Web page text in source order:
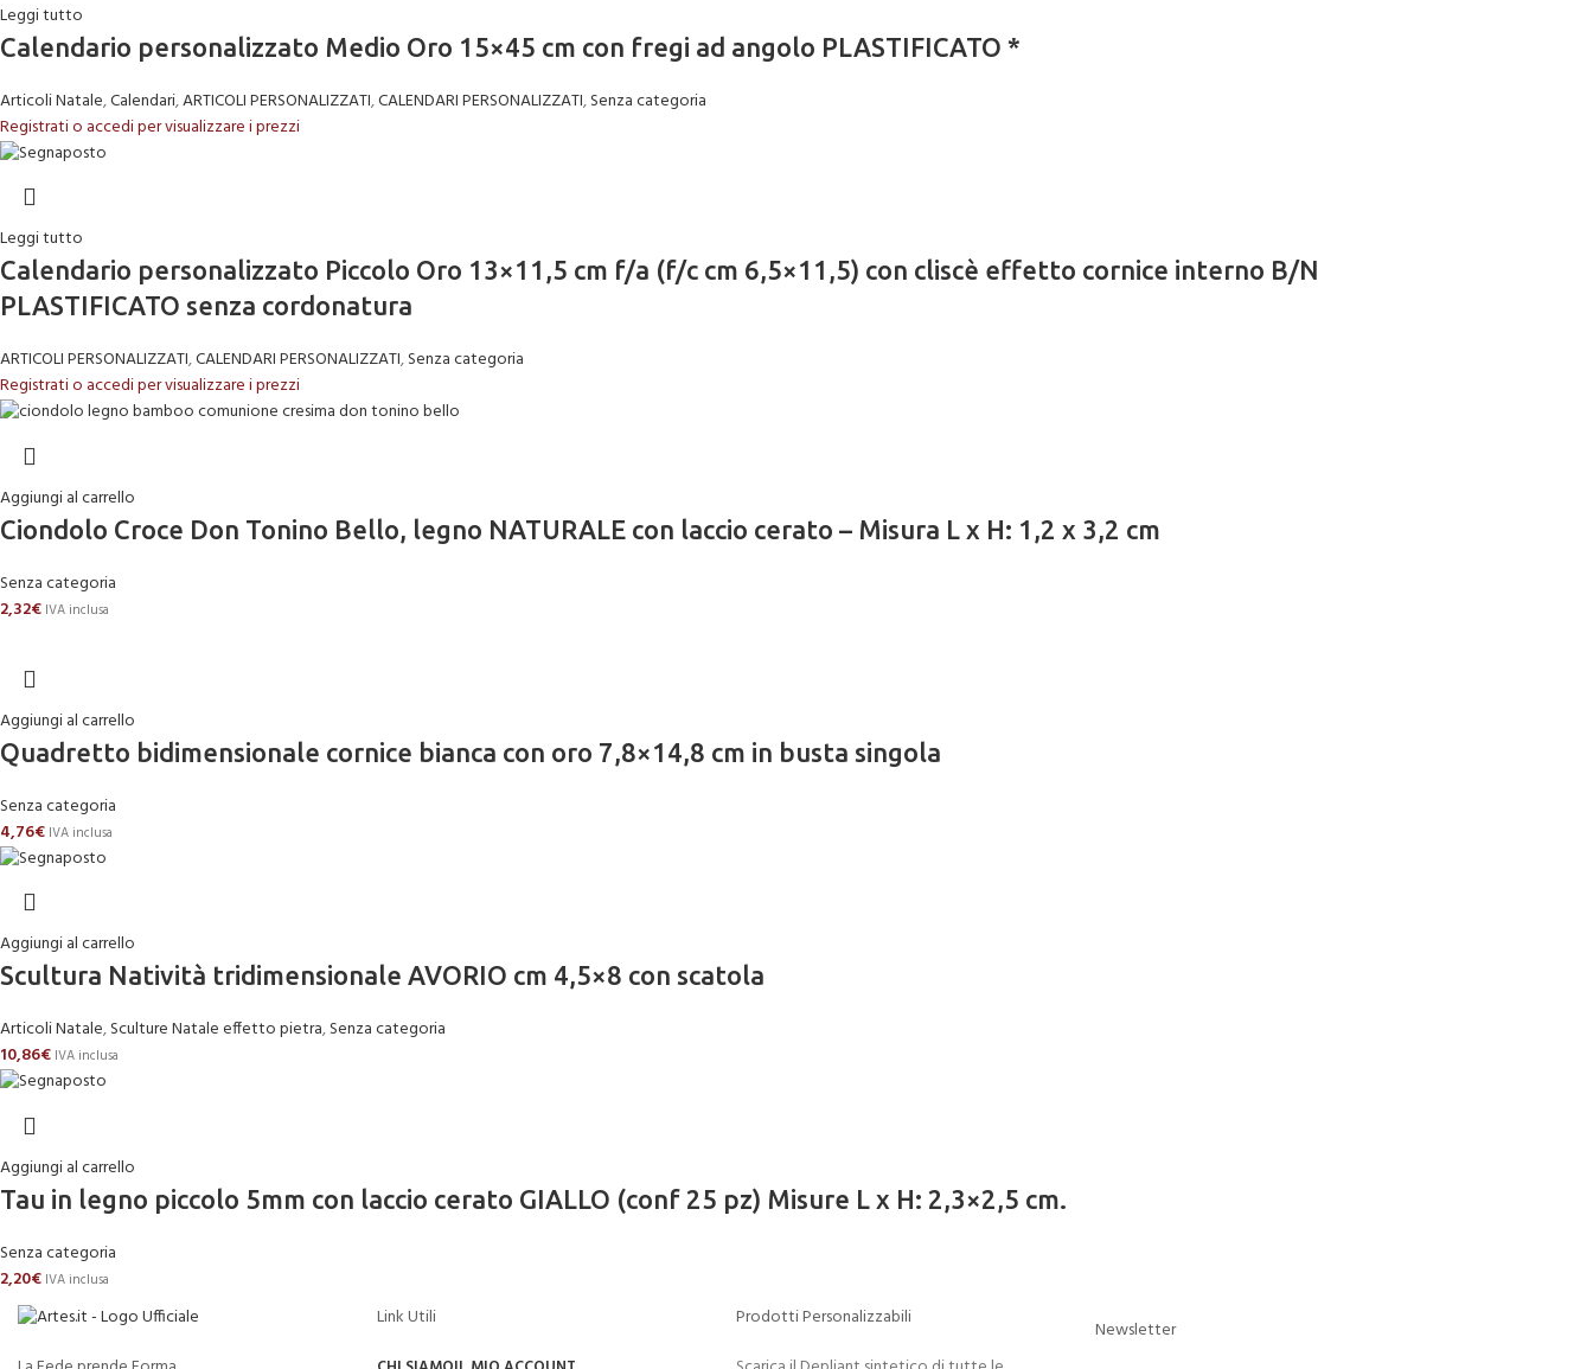
Leggi tutto
Calendario personalizzato Medio Oro 15×45 cm con fregi ad angolo PLASTIFICATO *
Articoli Natale,Calendari,ARTICOLI PERSONALIZZATI,CALENDARI PERSONALIZZATI,Senza categoria
Registrati o accedi per visualizzare i prezzi
Leggi tutto
Calendario personalizzato Piccolo Oro 13×11,5 cm f/a (f/c cm 6,5×11,5) con cliscè effetto cornice interno B/N
PLASTIFICATO senza cordonatura
ARTICOLI PERSONALIZZATI,CALENDARI PERSONALIZZATI,Senza categoria
Registrati o accedi per visualizzare i prezzi
Aggiungi al carrello
Ciondolo Croce Don Tonino Bello, legno NATURALE con laccio cerato – Misura L x H: 1,2 x 3,2 cm
Senza categoria
2,32€ IVA inclusa
Aggiungi al carrello
Quadretto bidimensionale cornice bianca con oro 7,8×14,8 cm in busta singola
Senza categoria
4,76€ IVA inclusa
Aggiungi al carrello
Scultura Natività tridimensionale AVORIO cm 4,5×8 con scatola
Articoli Natale,Sculture Natale effetto pietra,Senza categoria
10,86€ IVA inclusa
Aggiungi al carrello
Tau in legno piccolo 5mm con laccio cerato GIALLO (conf 25 pz) Misure L x H: 2,3×2,5 cm.
Senza categoria
2,20€ IVA inclusa
Link Utili
Prodotti Personalizzabili
Newsletter